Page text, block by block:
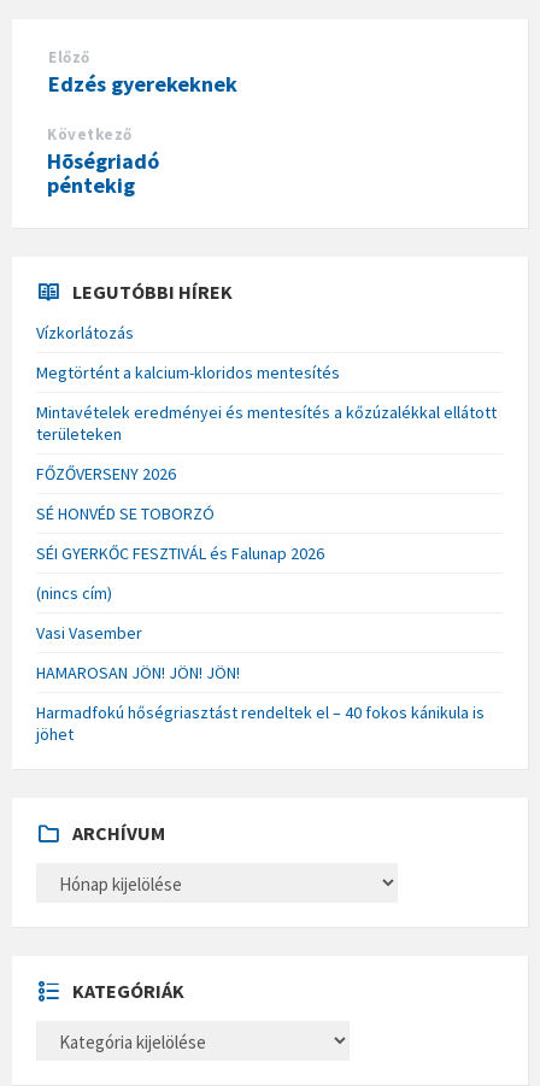
Előző
Edzés gyerekeknek
Következő
Hõségriadó
péntekig
LEGUTÓBBI HÍREK
Vízkorlátozás
Megtörtént a kalcium-kloridos mentesítés
Mintavételek eredményei és mentesítés a kőzúzalékkal ellátott
területeken
FŐZŐVERSENY 2026
SÉ HONVÉD SE TOBORZÓ
SÉI GYERKŐC FESZTIVÁL és Falunap 2026
(nincs cím)
Vasi Vasember
HAMAROSAN JÖN! JÖN! JÖN!
Harmadfokú hőségriasztást rendeltek el – 40 fokos kánikula is
jöhet
ARCHÍVUM
H
U
M
KATEGÓRIÁK